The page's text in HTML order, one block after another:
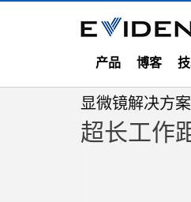
产品 博客
显微镜解决方案
超长工作